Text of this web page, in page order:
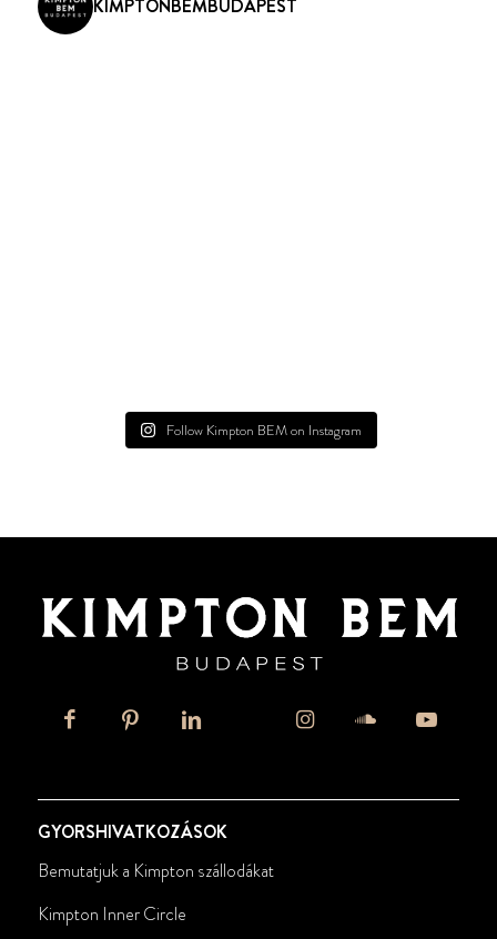
KIMPTONBEMBUDAPEST
Follow Kimpton BEM on Instagram
GYORSHIVATKOZÁSOK
Bemutatjuk a Kimpton szállodákat
Kimpton Inner Circle